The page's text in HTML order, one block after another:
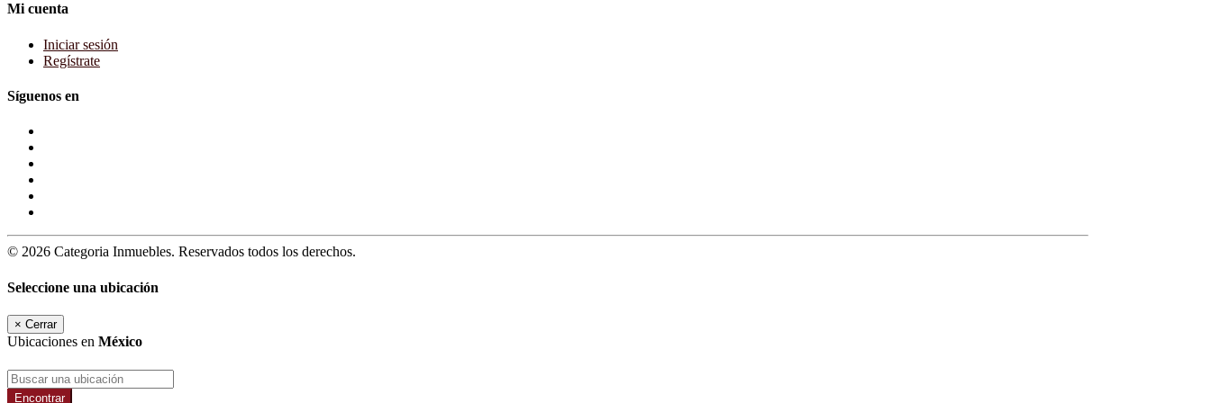
Mi cuenta
Iniciar sesión
Regístrate
Síguenos en
© 2026 Categoria Inmuebles. Reservados todos los derechos.
Seleccione una ubicación
× Cerrar
Ubicaciones en México
Encontrar